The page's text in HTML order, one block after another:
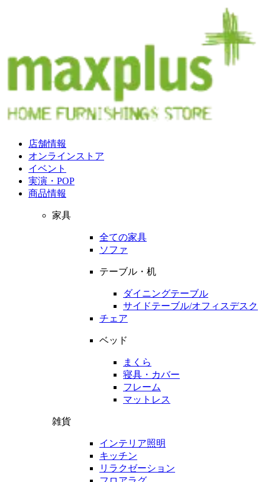
店舗情報
オンラインストア
イベント
実演・POP
商品情報
家具
全ての家具
ソファ
テーブル・机
ダイニングテーブル
サイドテーブル/オフィスデスク
チェア
ベッド
まくら
寝具・カバー
フレーム
マットレス
雑貨
インテリア照明
キッチン
リラクゼーション